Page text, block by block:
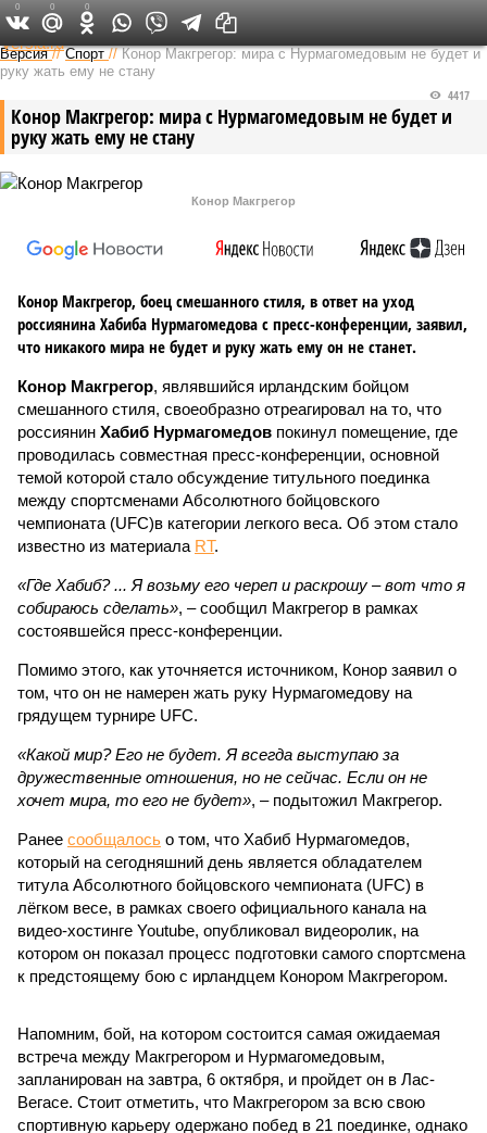
Федеральный выпуск
Версия //Спорт //Конор Макгрегор: мира с Нурмагомедовым не будет и
руку жать ему не стану
Конор Макгрегор: мира с Нурмагомедовым не будет и
руку жать ему не стану
4417
Конор Макгрегор
Конор Макгрегор, боец смешанного стиля, в ответ на уход
россиянина Хабиба Нурмагомедова с пресс-конференции, заявил,
что никакого мира не будет и руку жать ему он не станет.
Конор Макгрегор, являвшийся ирландским бойцом
смешанного стиля, своеобразно отреагировал на то, что
россиянин Хабиб Нурмагомедов покинул помещение, где
проводилась совместная пресс-конференции, основной
темой которой стало обсуждение титульного поединка
между спортсменами Абсолютного бойцовского
чемпионата (UFC)в категории легкого веса. Об этом стало
известно из материала RT.
«Где Хабиб? ... Я возьму его череп и раскрошу – вот что я
собираюсь сделать», – сообщил Макгрегор в рамках
состоявшейся пресс-конференции.
Помимо этого, как уточняется источником, Конор заявил о
том, что он не намерен жать руку Нурмагомедову на
грядущем турнире UFC.
«Какой мир? Его не будет. Я всегда выступаю за
дружественные отношения, но не сейчас. Если он не
хочет мира, то его не будет», – подытожил Макгрегор.
Ранее сообщалось о том, что Хабиб Нурмагомедов,
который на сегодняшний день является обладателем
титула Абсолютного бойцовского чемпионата (UFC) в
лёгком весе, в рамках своего официального канала на
видео-хостинге Youtube, опубликовал видеоролик, на
котором он показал процесс подготовки самого спортсмена
к предстоящему бою с ирландцем Конором Макгрегором.
Напомним, бой, на котором состоится самая ожидаемая
встреча между Макгрегором и Нурмагомедовым,
запланирован на завтра, 6 октября, и пройдет он в Лас-
Вегасе. Стоит отметить, что Макгрегором за всю свою
спортивную карьеру одержано побед в 21 поединке, однако
0 0 0